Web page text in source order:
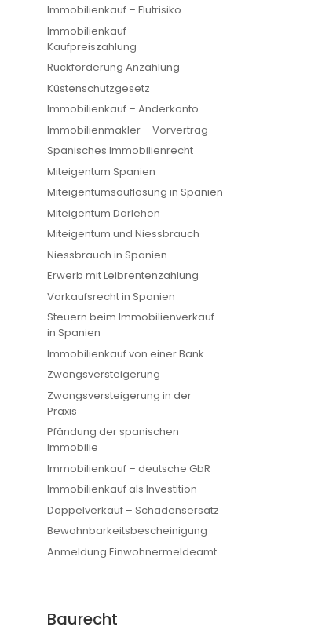
Immobilienkauf – Flutrisiko
Immobilienkauf –
Kaufpreiszahlung
Rückforderung Anzahlung
Küstenschutzgesetz
Immobilienkauf – Anderkonto
Immobilienmakler – Vorvertrag
Spanisches Immobilienrecht
Miteigentum Spanien
Miteigentumsauflösung in Spanien
Miteigentum Darlehen
Miteigentum und Niessbrauch
Niessbrauch in Spanien
Erwerb mit Leibrentenzahlung
Vorkaufsrecht in Spanien
Steuern beim Immobilienverkauf
in Spanien
Immobilienkauf von einer Bank
Zwangsversteigerung
Zwangsversteigerung in der
Praxis
Pfändung der spanischen
Immobilie
Immobilienkauf – deutsche GbR
Immobilienkauf als Investition
Doppelverkauf – Schadensersatz
Bewohnbarkeitsbescheinigung
Anmeldung Einwohnermeldeamt
Baurecht